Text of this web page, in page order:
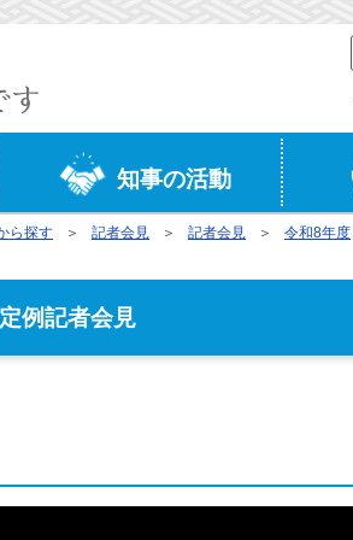
知事の活動
ら探す 記者会見 記者会見 令和8年度
例記者会見